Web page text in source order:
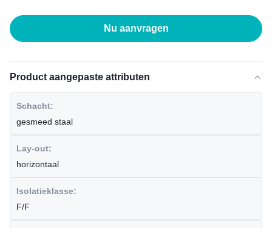
Nu aanvragen
Product aangepaste attributen
Schacht:
gesmeed staal
Lay-out:
horizontaal
Isolatieklasse:
F/F